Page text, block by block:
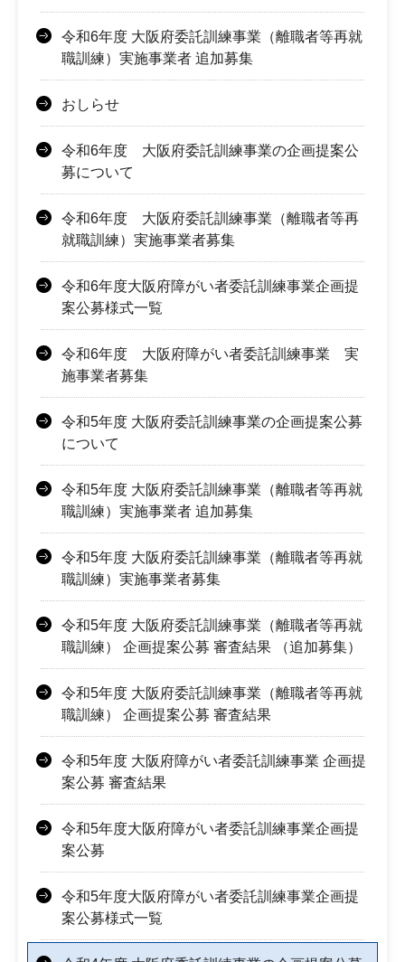
令和6年度 大阪府委託訓練事業（離職者等再就
職訓練）実施事業者 追加募集
おしらせ
令和6年度 大阪府委託訓練事業の企画提案公
募について
令和6年度 大阪府委託訓練事業（離職者等再
就職訓練）実施事業者募集
令和6年度大阪府障がい者委託訓練事業企画提
案公募様式一覧
令和6年度 大阪府障がい者委託訓練事業 実
施事業者募集
令和5年度 大阪府委託訓練事業の企画提案公募
について
令和5年度 大阪府委託訓練事業（離職者等再就
職訓練）実施事業者 追加募集
令和5年度 大阪府委託訓練事業（離職者等再就
職訓練）実施事業者募集
令和5年度 大阪府委託訓練事業（離職者等再就
職訓練） 企画提案公募 審査結果 （追加募集）
令和5年度 大阪府委託訓練事業（離職者等再就
職訓練） 企画提案公募 審査結果
令和5年度 大阪府障がい者委託訓練事業 企画提
案公募 審査結果
令和5年度大阪府障がい者委託訓練事業企画提
案公募
令和5年度大阪府障がい者委託訓練事業企画提
案公募様式一覧